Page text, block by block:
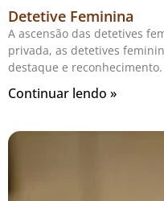
Detetive Feminina
A ascensão das detetives
privada, as detetives
destaque e
Continuar lendo »